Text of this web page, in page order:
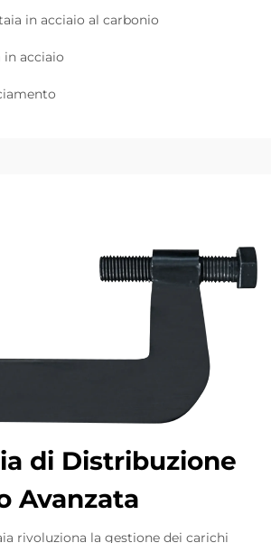
in acciaio al carbonio
acciaio
di Distribuzione
Avanzata
rivoluziona la gestione dei carichi